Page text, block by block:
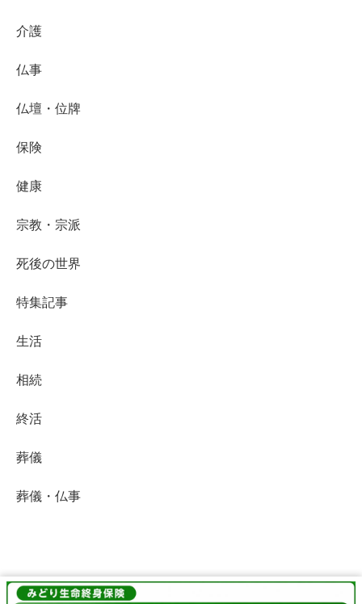
介護
仏事
仏壇・位牌
保険
健康
宗教・宗派
死後の世界
特集記事
生活
相続
終活
葬儀
葬儀・仏事
終活Life